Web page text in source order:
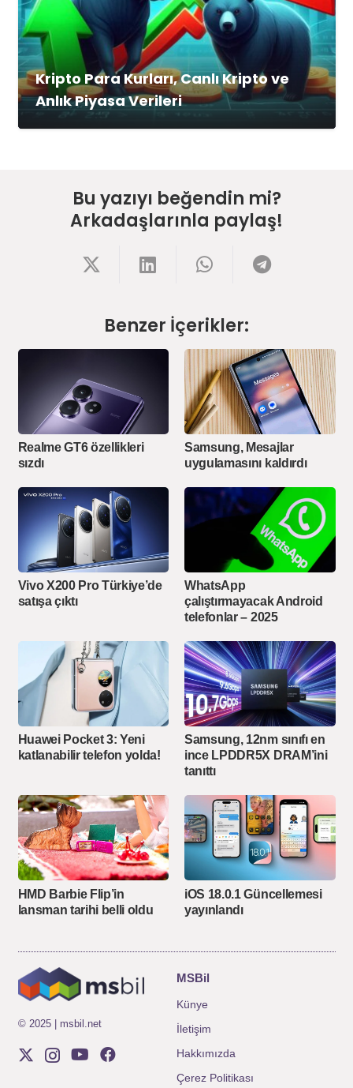
Kripto Para Kurları, Canlı Kripto ve
Anlık Piyasa Verileri
Bu yazıyı beğendin mi?
Arkadaşlarınla paylaş!
Benzer İçerikler:
Realme GT6 özellikleri
sızdı
Samsung, Mesajlar
uygulamasını kaldırdı
Vivo X200 Pro Türkiye’de
satışa çıktı
WhatsApp
çalıştırmayacak Android
telefonlar – 2025
Huawei Pocket 3: Yeni
katlanabilir telefon yolda!
Samsung, 12nm sınıfı en
ince LPDDR5X DRAM’ini
tanıttı
HMD Barbie Flip’in
lansman tarihi belli oldu
iOS 18.0.1 Güncellemesi
yayınlandı
© 2025 | msbil.net
MSBil
Künye
İletişim
Hakkımızda
Çerez Politikası